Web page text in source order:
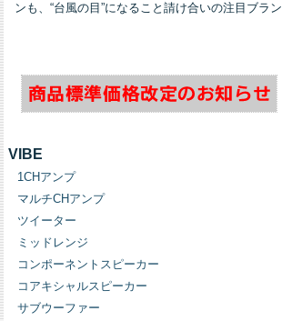
ンも、“台風の目”になること請け合いの注目ブラン
VIBE
1CHアンプ
マルチCHアンプ
ツイーター
ミッドレンジ
コンポーネントスピーカー
コアキシャルスピーカー
サブウーファー